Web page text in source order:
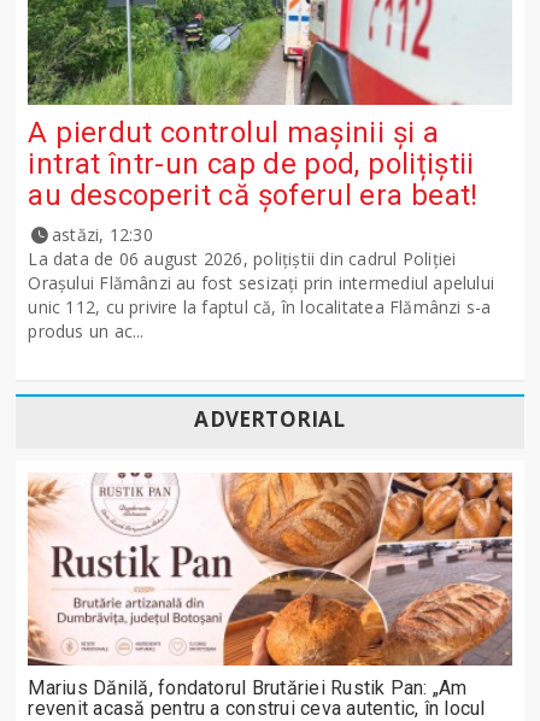
A pierdut controlul mașinii și a
intrat într-un cap de pod, polițiștii
au descoperit că șoferul era beat!
astăzi, 12:30
La data de 06 august 2026, polițiștii din cadrul Poliției
Orașului Flămânzi au fost sesizați prin intermediul apelului
unic 112, cu privire la faptul că, în localitatea Flămânzi s-a
produs un ac...
ADVERTORIAL
Marius Dănilă, fondatorul Brutăriei Rustik Pan: „Am
revenit acasă pentru a construi ceva autentic, în locul